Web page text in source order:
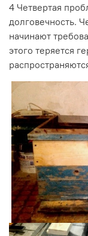
4 Четвертая
долговечность.
начинают
этого теряется